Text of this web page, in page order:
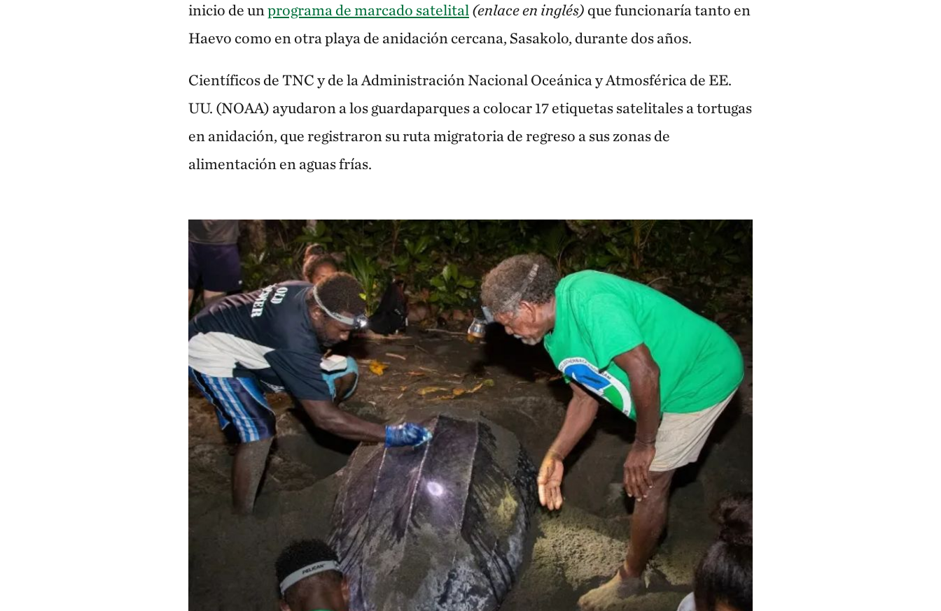
inicio de un programa de marcado satelital (enlace en inglés)que funcionaría tanto en
Haevo como en otra playa de anidación cercana, Sasakolo, durante dos años.
Científicos de TNC y de la Administración Nacional Oceánica y Atmosférica de EE.
UU. (NOAA) ayudaron a los guardaparques a colocar 17 etiquetas satelitales a tortugas
en anidación, que registraron su ruta migratoria de regreso a sus zonas de
alimentación en aguas frías.